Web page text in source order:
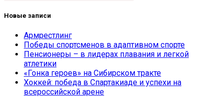
Новые записи
Армрестлинг
Победы спортсменов в адаптивном спорте
Пенсионеры – в лидерах плавания и легкой
атлетики
«Гонка героев» на Сибирском тракте
Хоккей: победа в Спартакиаде и успехи на
всероссийской арене